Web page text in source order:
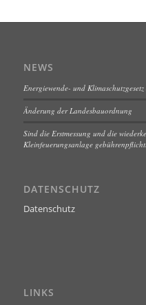
NEWS
Energiewende- und
Änderung der Landesbauordnung
Sind die Erstmessung und die
Kleinfeuerungsanlage
DATENSCHUTZ
Datenschutz
LINKS